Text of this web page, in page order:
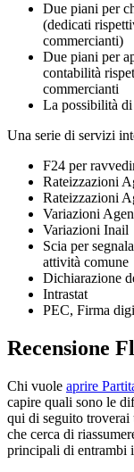
Due piani per
(dedicati
commercianti)
Due piani per
contabilità
commercianti
La possibilità di
Una serie di servizi
F24 per
Rateizzazioni
Rateizzazioni
Variazioni
Variazioni Inail
Scia per
attività comune
Dichiarazione
Intrastat
PEC, Firma
Recensione
Chi vuole aprire
capire quali sono le
qui di seguito troverai
che cerca di
principali di entrambi